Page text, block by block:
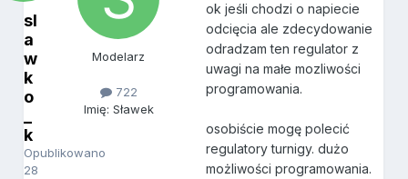
sl
a
w
k
o
k
Opublikowano
28
Modelarz
722
Imię: Sławek
ok jeśli chodzi o napiecie
odcięcia ale zdecydowanie
odradzam ten regulator z
uwagi na małe mozliwości
programowania.
osobiście mogę polecić
regulatory turnigy. dużo
możliwości programowania.